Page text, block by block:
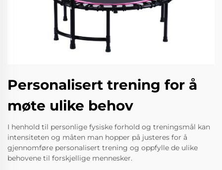
Personalisert trening for å
møte ulike behov
I henhold til personlige fysiske forhold og treningsmål kan
intensiteten og måten man hopper på justeres for å
gjennomføre personalisert trening og oppfylle de ulike
behovene til forskjellige mennesker.